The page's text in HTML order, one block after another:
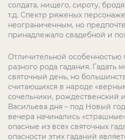
солдата, нищего, сироту,
т.д. Спектр ряженых
неограниченным, но
принадлежало свадебной и
Отличительной особенностью
разного рода гадания.
святочный день, но
считающихся в народе
сочельники, рождественский
Васильева дня – под Новый
вечера начинались
опасные из всех святочных
опасности этих гаданий